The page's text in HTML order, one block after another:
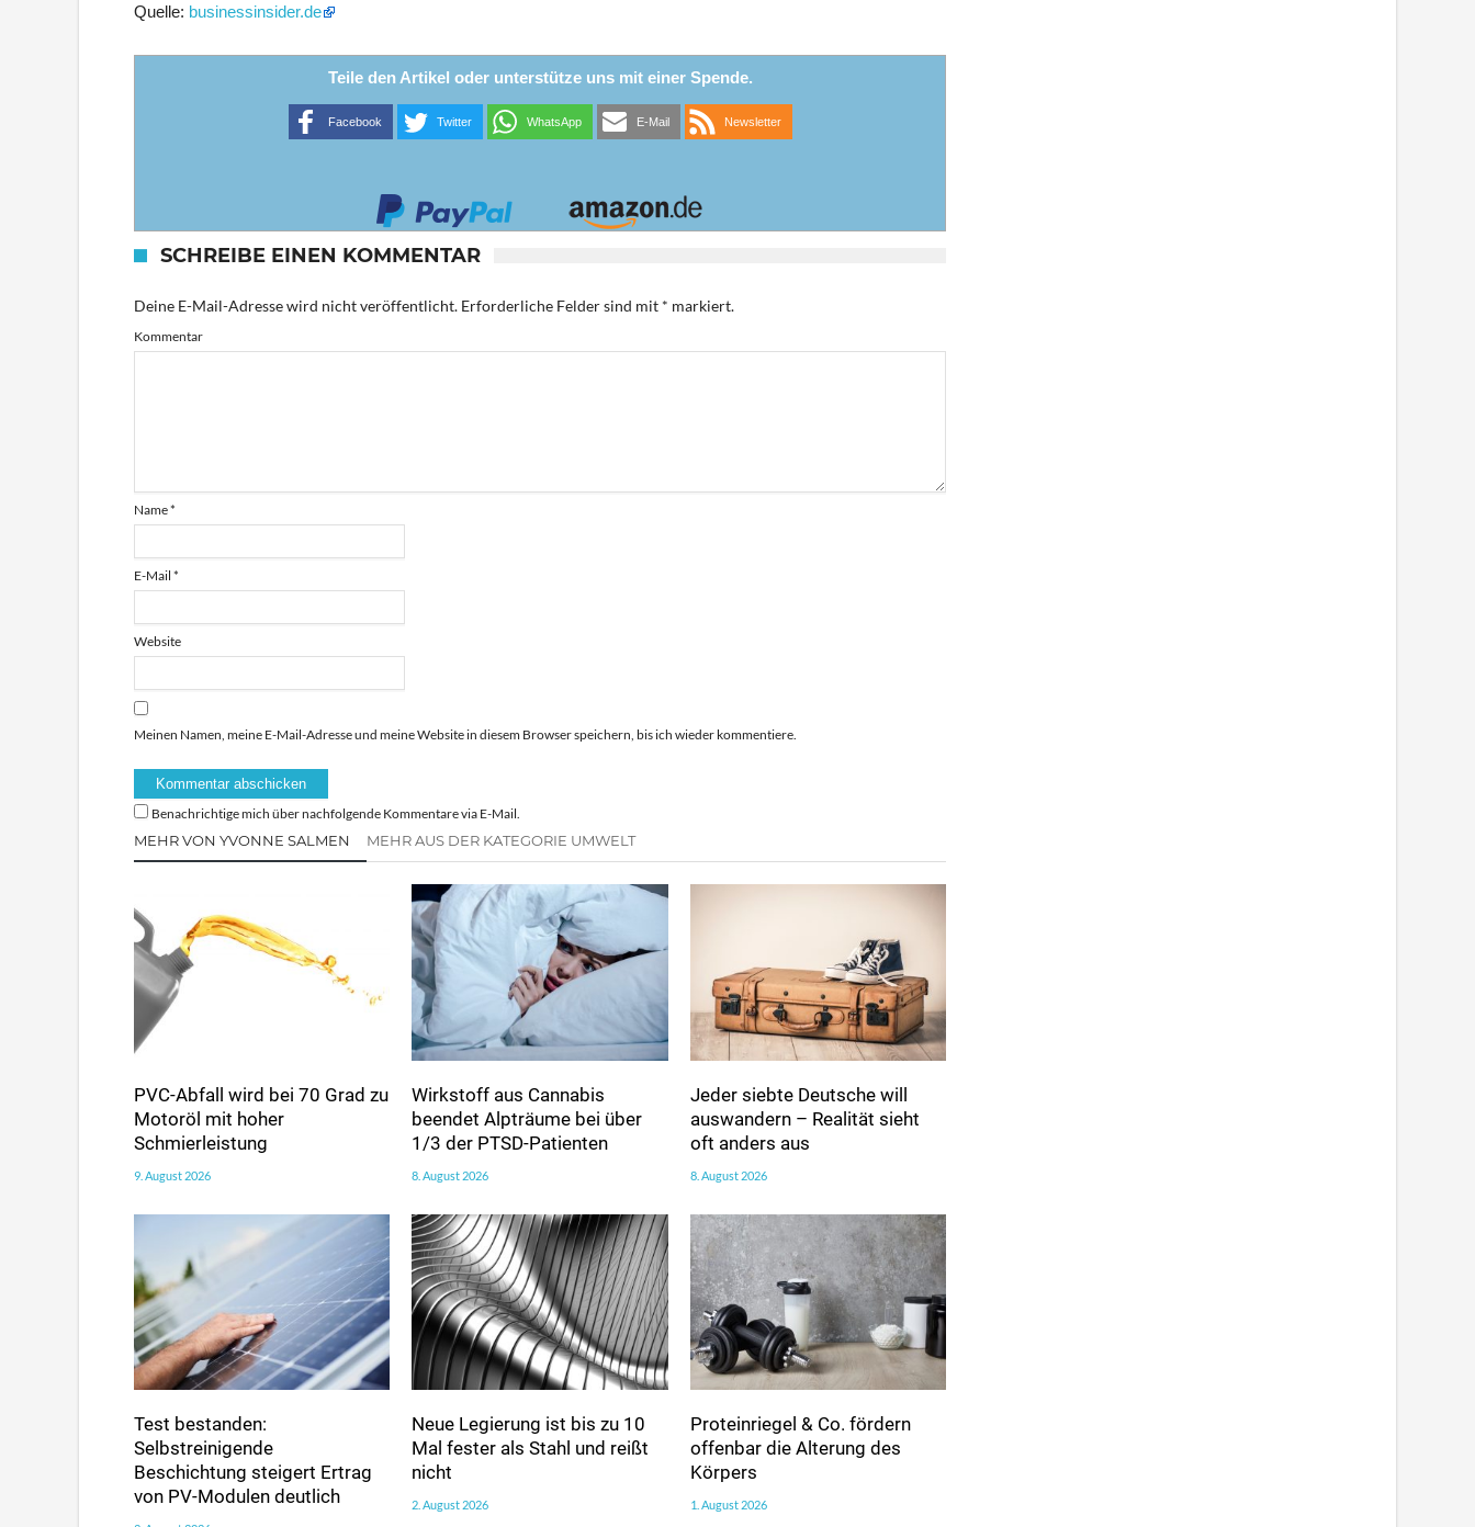
Quelle: businessinsider.de
Teile den Artikel oder unterstütze uns mit einer Spende.
Facebook Twitter WhatsApp E-Mail Newsletter
SCHREIBE EINEN KOMMENTAR
Deine E-Mail-Adresse wird nicht veröffentlicht. Erforderliche Felder sind mit * markiert.
Kommentar
Name*
E-Mail *
Website
Meinen Namen, meine E-Mail-Adresse und meine Website in diesem Browser speichern, bis ich wieder kommentiere.
Benachrichtige mich über nachfolgende Kommentare via E-Mail.
MEHR VON YVONNE SALMEN MEHR AUS DER KATEGORIE UMWELT
PVC-Abfall wird bei 70 Grad zu
Motoröl mit hoher
Schmierleistung
9. August 2026
Wirkstoff aus Cannabis
beendet Alpträume bei über
1/3 der PTSD-Patienten
8. August 2026
Jeder siebte Deutsche will
auswandern – Realität sieht
oft anders aus
8. August 2026
Test bestanden:
Selbstreinigende
Beschichtung steigert Ertrag
von PV-Modulen deutlich
Neue Legierung ist bis zu 10
Mal fester als Stahl und reißt
nicht
2. August 2026
Proteinriegel & Co. fördern
offenbar die Alterung des
Körpers
1. August 2026